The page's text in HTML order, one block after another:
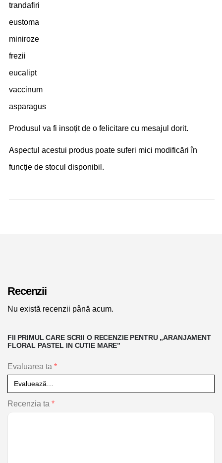
trandafiri
eustoma
miniroze
frezii
eucalipt
vaccinum
asparagus
Produsul va fi insoțit de o felicitare cu mesajul dorit.
Aspectul acestui produs poate suferi mici modificări în
funcție de stocul disponibil.
Recenzii
Nu există recenzii până acum.
FII PRIMUL CARE SCRII O RECENZIE PENTRU „ARANJAMENT
FLORAL PASTEL IN CUTIE MARE”
Evaluarea ta *
Recenzia ta *